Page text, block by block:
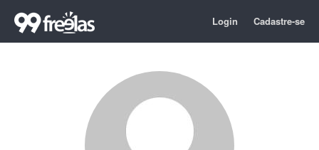
Login Cadastre-se